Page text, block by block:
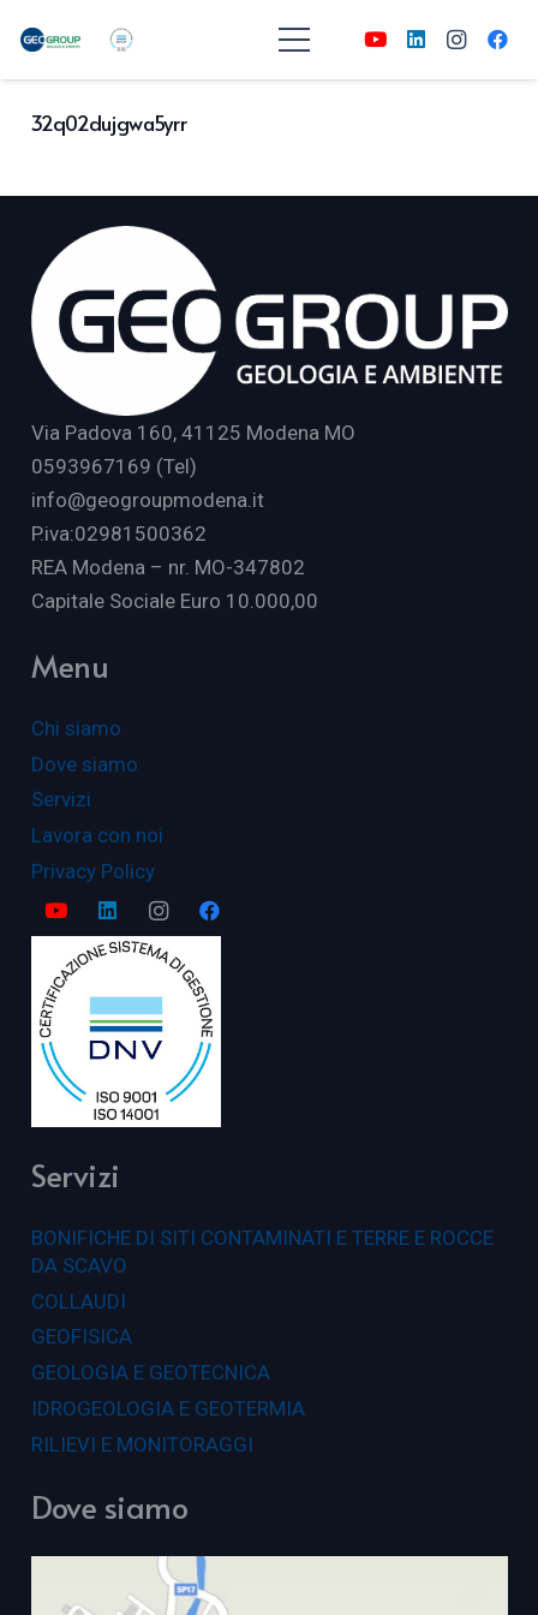
32q02dujgwa5yrr
Via Padova 160, 41125 Modena MO
0593967169 (Tel)
info@geogroupmodena.it
P.iva:02981500362
REA Modena – nr. MO-347802
Capitale Sociale Euro 10.000,00
Menu
Chi siamo
Dove siamo
Servizi
Lavora con noi
Privacy Policy
Servizi
BONIFICHE DI SITI CONTAMINATI E TERRE E ROCCE
DA SCAVO
COLLAUDI
GEOFISICA
GEOLOGIA E GEOTECNICA
IDROGEOLOGIA E GEOTERMIA
RILIEVI E MONITORAGGI
Dove siamo